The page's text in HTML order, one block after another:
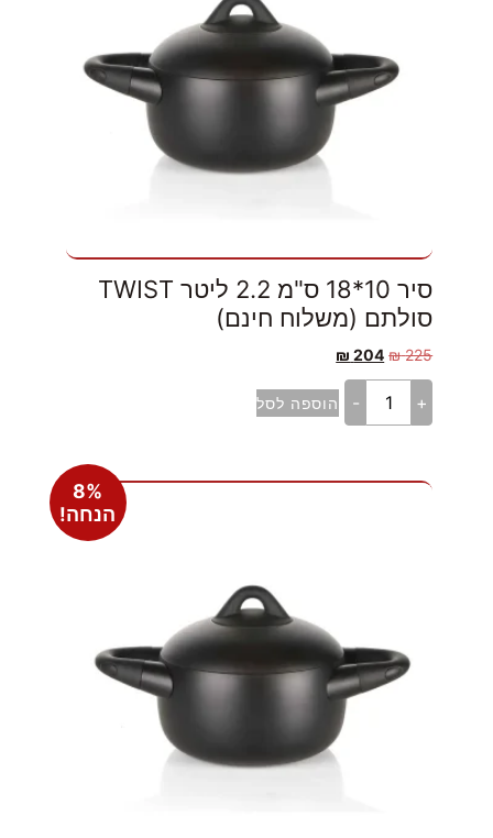
סיר 10*18 ס"מ 2.2 ליטר TWIST
סולתם (משלוח חינם)
225
₪
204
₪
+
- הוספה לסל
8%
הנחה!